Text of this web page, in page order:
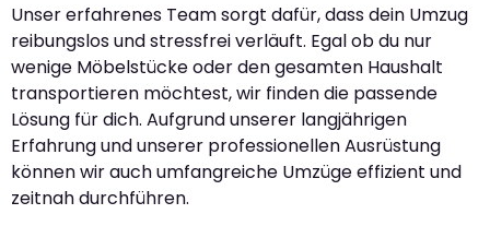
Unser erfahrenes Team sorgt dafür, dass dein Umzug
reibungslos und stressfrei verläuft. Egal ob du nur
wenige Möbelstücke oder den gesamten Haushalt
transportieren möchtest, wir finden die passende
Lösung für dich. Aufgrund unserer langjährigen
Erfahrung und unserer professionellen Ausrüstung
können wir auch umfangreiche Umzüge effizient und
zeitnah durchführen.